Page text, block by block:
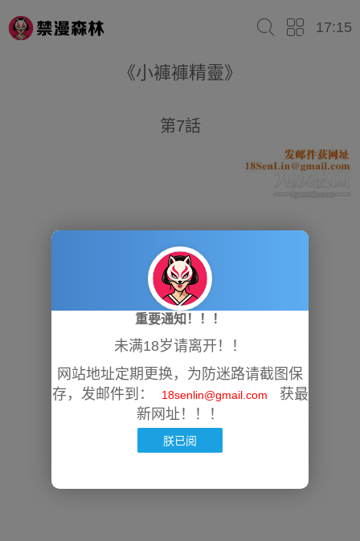
17:15
《小褲褲精靈》
第7話
重要通知！！！
未满18岁请离开！！
网站地址定期更换，为防迷路请截图保
存，发邮件到：
18senlin@gmail.com
获最
新网址！！！
朕已阅